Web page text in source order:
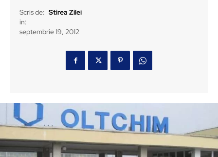
Scris de: Stirea Zilei
in:
septembrie 19, 2012